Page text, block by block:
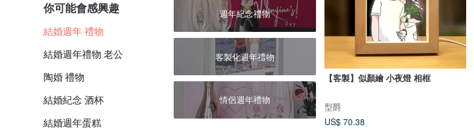
你可能會感興趣
結婚週年 禮物
結婚週年禮物 老公
陶婚 禮物
結婚紀念 酒杯
結婚週年蛋糕
週年紀念禮物
客製化週年禮物
情侶週年禮物
【客製】似顏繪 小夜燈 相框
型爵
US$ 70.38